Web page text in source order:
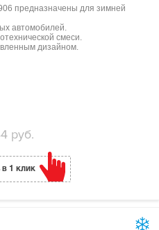
предназначены для зимней
автомобилей.
смеси.
дизайном.
руб.
в 1 клик